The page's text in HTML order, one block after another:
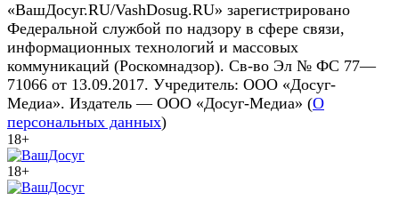
«ВашДосуг.RU/VashDosug.RU» зарегистрировано
Федеральной службой по надзору в сфере связи,
информационных технологий и массовых
коммуникаций (Роскомнадзор). Св-во Эл № ФС 77—
71066 от 13.09.2017. Учредитель: ООО «Досуг-
Медиа». Издатель — ООО «Досуг-Медиа» (О
персональных данных)
18+
18+